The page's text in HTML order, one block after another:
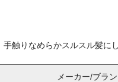
手触りなめらかスルスル髪に
メーカー/ブラ